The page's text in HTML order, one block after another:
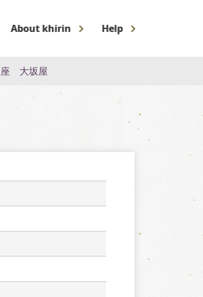
About khirin Help
座 大坂屋